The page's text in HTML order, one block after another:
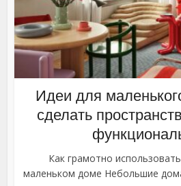
Идеи для
сделать
Как грамотно
маленьком доме Небольшие